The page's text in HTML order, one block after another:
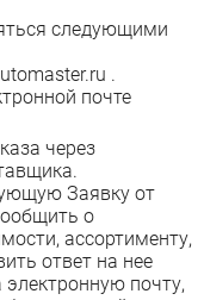
следующими
.
почте
через
Заявку от
о
ассортименту,
ответ на нее
почту,